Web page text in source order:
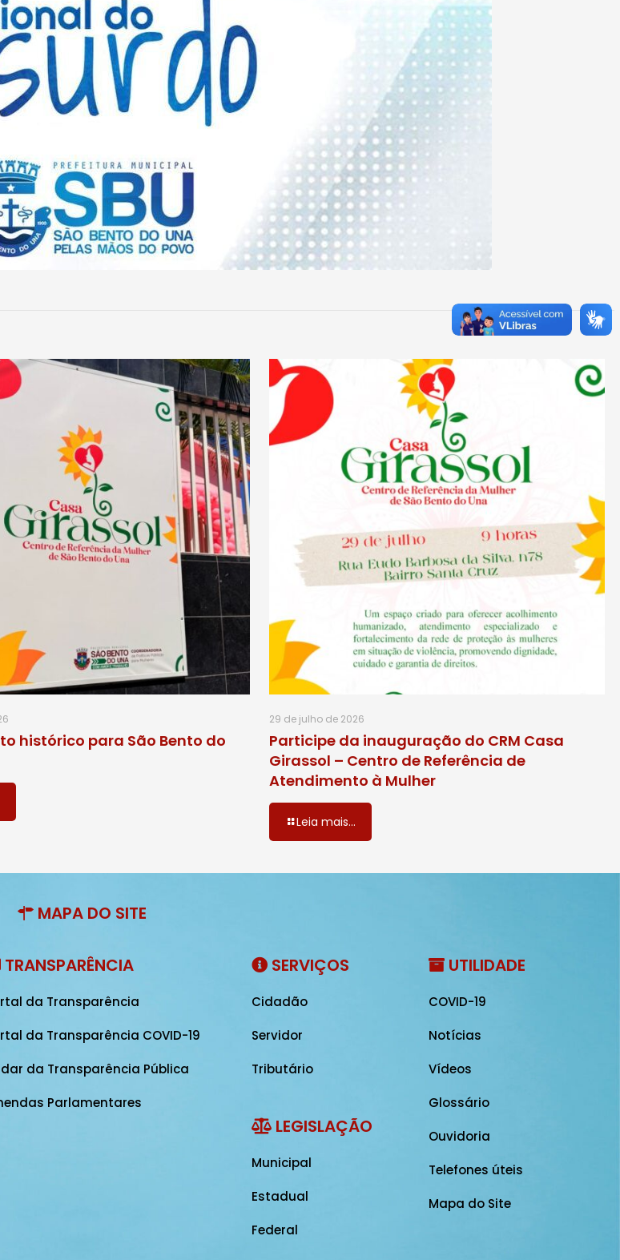
histórico para São Bento do
29 de julho de 2026
Participe da inauguração do CRM Casa
Girassol – Centro de Referência de
Atendimento à Mulher
Leia mais...
MAPA DO SITE
TRANSPARÊNCIA
da Transparência
da Transparência COVID-19
da Transparência Pública
Parlamentares
SERVIÇOS
Cidadão
Servidor
Tributário
LEGISLAÇÃO
Municipal
Estadual
Federal
UTILIDADE
COVID-19
Notícias
Vídeos
Glossário
Ouvidoria
Telefones úteis
Mapa do Site